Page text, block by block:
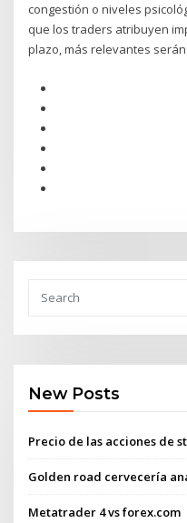
congestión o niveles
que los traders atribuyen
plazo, más relevantes
New Posts
Precio de las acciones de
Golden road cervecería
Metatrader 4 vs forex.com